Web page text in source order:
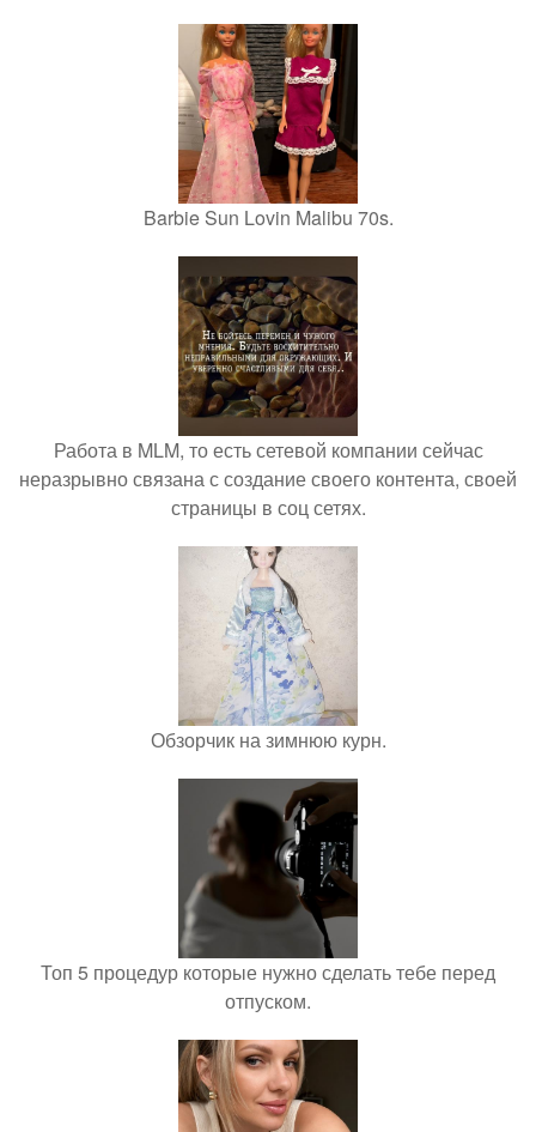
Barbie Sun Lovin Malibu 70s.
Работа в MLM, то есть сетевой компании сейчас
неразрывно связана с создание своего контента, своей
страницы в соц сетях.
Обзорчик на зимнюю курн.
Топ 5 процедур которые нужно сделать тебе перед
отпуском.